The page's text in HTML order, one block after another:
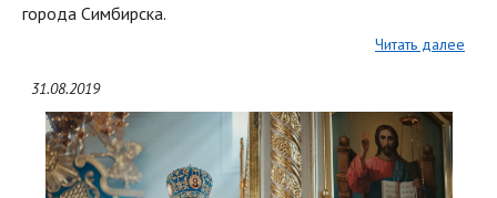
города Симбирска.
Читать далее
31.08.2019